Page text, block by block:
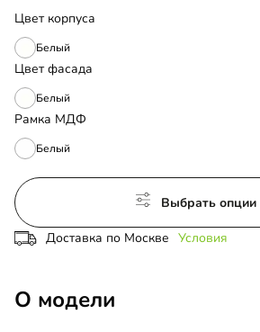
Цвет корпуса
Белый
Цвет фасада
Белый
Рамка МДФ
Белый
Выбрать опции
Доставка по Москве Условия
О модели